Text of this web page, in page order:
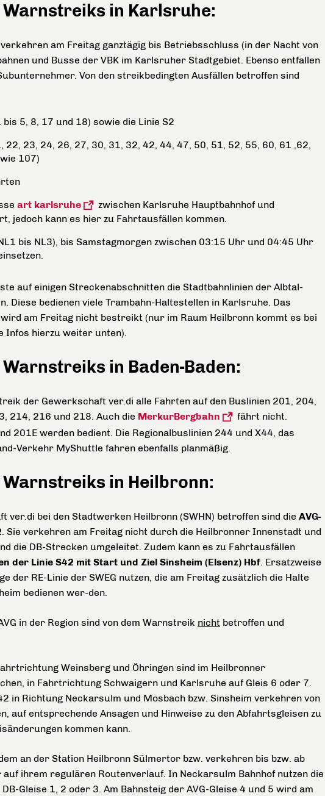
in Karlsruhe:
am Freitag ganztägig bis Betriebsschluss (in der Nacht von
und Busse der VBK im Karlsruher Stadtgebiet. Ebenso entfallen
Von den streikbedingten Ausfällen betroffen sind
bis 5, 8, 17 und 18) sowie die Linie S2
22, 23, 24, 26, 27, 30, 31, 32, 42, 44, 47, 50, 51, 52, 55, 60, 61 ,62,
107)
art karlsruhe
zwischen Karlsruhe Hauptbahnhof und
jedoch kann es hier zu Fahrtausfällen kommen.
bis NL3), bis Samstagmorgen zwischen 03:15 Uhr und 04:45 Uhr
auf einigen Streckenabschnitten die Stadtbahnlinien der Albtal-
Diese bedienen viele Trambahn-Haltestellen in Karlsruhe. Das
am Freitag nicht bestreikt (nur im Raum Heilbronn kommt es bei
Infos hierzu weiter unten).
in Baden-Baden:
der Gewerkschaft ver.di alle Fahrten auf den Buslinien 201, 204,
214, 216 und 218. Auch die MerkurBergbahn
fährt nicht.
201E werden bedient. Die Regionalbuslinien 244 und X44, das
Verkehr MyShuttle fahren ebenfalls planmäßig.
in Heilbronn:
ver.di bei den Stadtwerken Heilbronn (SWHN) betroffen sind die AVG-
. Sie verkehren am Freitag nicht durch die Heilbronner Innenstadt und
die DB-Strecken umgeleitet. Zudem kann es zu Fahrtausfällen
der Linie S42 mit Start und Ziel Sinsheim (Elsenz) Hbf. Ersatzweise
der RE-Linie der SWEG nutzen, die am Freitag zusätzlich die Halte
bedienen wer-den.
in der Region sind von dem Warnstreik nicht betroffen und
Weinsberg und Öhringen sind im Heilbronner
in Fahrtrichtung Schwaigern und Karlsruhe auf Gleis 6 oder 7.
in Richtung Neckarsulm und Mosbach bzw. Sinsheim verkehren von
auf entsprechende Ansagen und Hinweise zu den Abfahrtsgleisen zu
kommen kann.
an der Station Heilbronn Sülmertor bzw. verkehren bis bzw. ab
ihrem regulären Routenverlauf. In Neckarsulm Bahnhof nutzen die
Gleise 1, 2 oder 3. Am Bahnsteig der AVG-Gleise 4 und 5 wird am